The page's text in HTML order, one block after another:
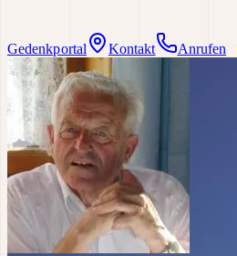
Gedenkportal Kontakt Anrufen